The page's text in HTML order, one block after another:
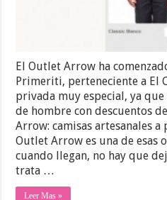
El Outlet Arrow ha
Primeriti, perteneciente a El
privada muy especial, ya
de hombre con descuentos
Arrow: camisas artesanales
Outlet Arrow es una de esas
cuando llegan, no hay que
trata …
Leer Mas »